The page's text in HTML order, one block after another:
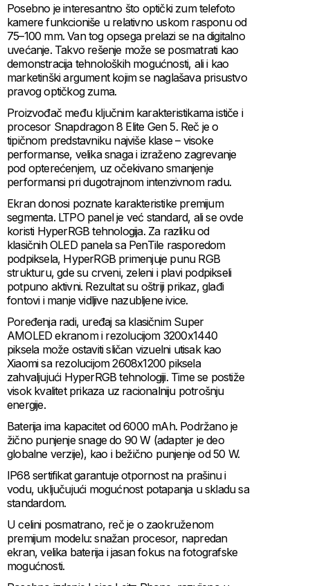
Posebno je interesantno što optički zum telefoto
kamere funkcioniše u relativno uskom rasponu od
75–100 mm. Van tog opsega prelazi se na digitalno
uvećanje. Takvo rešenje može se posmatrati kao
demonstracija tehnoloških mogućnosti, ali i kao
marketinški argument kojim se naglašava prisustvo
pravog optičkog zuma.
Proizvođač među ključnim karakteristikama ističe i
procesor Snapdragon 8 Elite Gen 5. Reč je o
tipičnom predstavniku najviše klase – visoke
performanse, velika snaga i izraženo zagrevanje
pod opterećenjem, uz očekivano smanjenje
performansi pri dugotrajnom intenzivnom radu.
Ekran donosi poznate karakteristike premijum
segmenta. LTPO panel je već standard, ali se ovde
koristi HyperRGB tehnologija. Za razliku od
klasičnih OLED panela sa PenTile rasporedom
podpiksela, HyperRGB primenjuje punu RGB
strukturu, gde su crveni, zeleni i plavi podpikseli
potpuno aktivni. Rezultat su oštriji prikaz, glađi
fontovi i manje vidljive nazubljene ivice.
Poređenja radi, uređaj sa klasičnim Super
AMOLED ekranom i rezolucijom 3200x1440
piksela može ostaviti sličan vizuelni utisak kao
Xiaomi sa rezolucijom 2608x1200 piksela
zahvaljujući HyperRGB tehnologiji. Time se postiže
visok kvalitet prikaza uz racionalniju potrošnju
energije.
Baterija ima kapacitet od 6000 mAh. Podržano je
žično punjenje snage do 90 W (adapter je deo
globalne verzije), kao i bežično punjenje od 50 W.
IP68 sertifikat garantuje otpornost na prašinu i
vodu, uključujući mogućnost potapanja u skladu sa
standardom.
U celini posmatrano, reč je o zaokruženom
premijum modelu: snažan procesor, napredan
ekran, velika baterija i jasan fokus na fotografske
mogućnosti.